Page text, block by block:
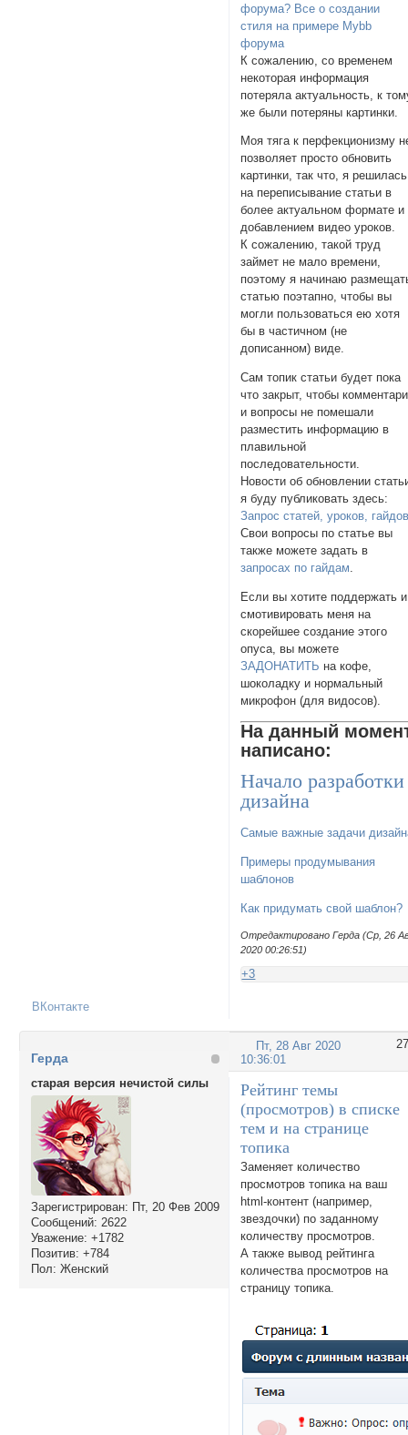
форума? Все о создании
стиля на примере Mybb
форума
К сожалению, со временем
некоторая информация
потеряла актуальность, к
же были потеряны картинки.
Моя тяга к перфекционизму
позволяет просто обновить
картинки, так что, я решилась
на переписывание статьи в
более актуальном формате и
добавлением видео уроков.
К сожалению, такой труд
займет не мало времени,
поэтому я начинаю
статью поэтапно, чтобы вы
могли пользоваться ею хотя
бы в частичном (не
дописанном) виде.
Сам топик статьи будет пока
что закрыт, чтобы
и вопросы не помешали
разместить информацию в
плавильной
последовательности.
Новости об обновлении
я буду публиковать здесь:
Запрос статей, уроков,
Свои вопросы по статье вы
также можете задать в
запросах по гайдам.
Если вы хотите поддержать и
смотивировать меня на
скорейшее создание этого
опуса, вы можете
ЗАДОНАТИТЬ на кофе,
шоколадку и нормальный
микрофон (для видосов).
На данный
написано:
Начало разработки
дизайна
Самые важные задачи
Примеры продумывания
шаблонов
Как придумать свой шаблон?
Отредактировано Герда (Ср, 26
2020 00:26:51)
+3
ВКонтакте
27
Пт, 28 Авг 2020
10:36:01
Герда
старая версия нечистой силы
Зарегистрирован: Пт, 20 Фев 2009
Сообщений: 2622
Уважение: +1782
Позитив: +784
Пол: Женский
Рейтинг темы
(просмотров) в списке
тем и на странице
топика
Заменяет количество
просмотров топика на ваш
html-контент (например,
звездочки) по заданному
количеству просмотров.
А также вывод рейтинга
количества просмотров на
страницу топика.